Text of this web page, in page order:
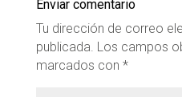
Enviar comentario
Tu dirección de correo
publicada. Los campos
marcados con *